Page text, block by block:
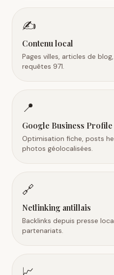
✍️
Contenu local
Pages villes, articles de
requêtes 971.
📍
Google Business Profile
Optimisation fiche, posts
photos géolocalisées.
🔗
Netlinking antillais
Backlinks depuis presse
partenariats.
📈